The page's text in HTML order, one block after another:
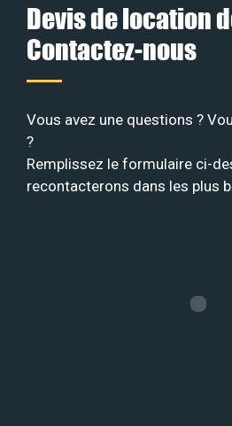
Devis de location
Contactez-nous
Vous avez une questions ?
?
Remplissez le formulaire ci-
recontacterons dans les plus